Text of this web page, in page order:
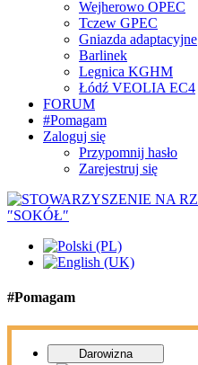
Wejherowo OPEC
Tczew GPEC
Gniazda adaptacyjne
Barlinek
Legnica KGHM
Łódź VEOLIA EC4
FORUM
#Pomagam
Zaloguj się
Przypomnij hasło
Zarejestruj się
#Pomagam
Darowizna